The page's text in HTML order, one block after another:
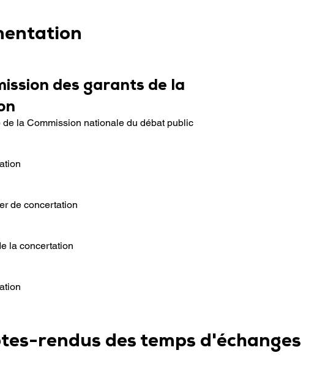
des garants de la
la Commission nationale du débat public
de concertation
la concertation
rendus des temps d'échanges